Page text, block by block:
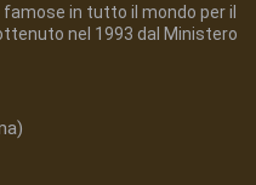
famose in tutto il mondo per il
nel 1993 dal Ministero